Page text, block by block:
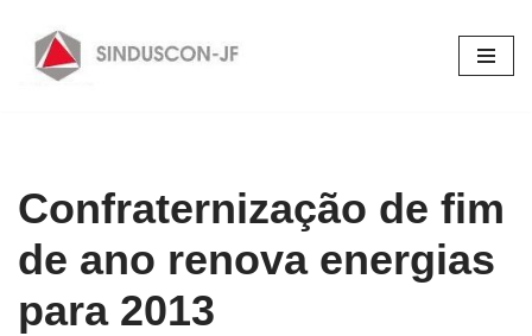
Pular
Confraternização de fim
de ano renova energias
para 2013